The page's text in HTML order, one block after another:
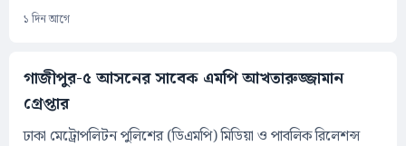
১ দিন আগে
গাজীপুর-৫ আসনের সাবেক এমপি আখতারুজ্জামান
গ্রেপ্তার
ঢাকা মেট্রোপলিটন পুলিশের (ডিএমপি) মিডিয়া ও পাবলিক রিলেশন্স